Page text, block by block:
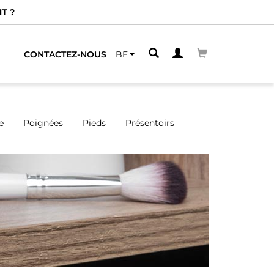
CONTACTEZ-NOUS BE
Poignées Pieds Présentoirs